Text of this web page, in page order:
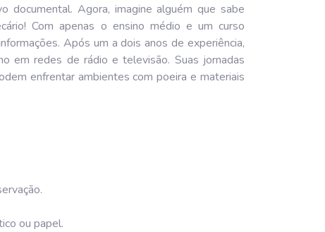
Agora, imagine alguém que sabe
Com apenas o ensino médio e um curso
Após um a dois anos de experiência,
em redes de rádio e televisão. Suas jornadas
enfrentar ambientes com poeira e materiais
ou papel.